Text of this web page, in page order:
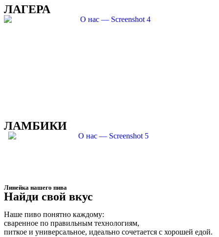
ЛАГЕРА
ЛАМБИКИ
Линейка нашего пива
Найди свой вкус
Наше пиво понятно каждому:
сваренное по правильным технологиям,
питкое и универсальное, идеально сочетается с хорошей едой.